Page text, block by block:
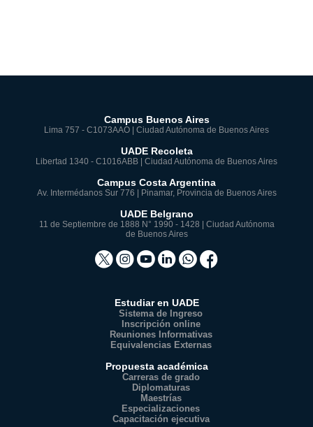
Campus Buenos Aires
Lima 757 - C1073AAO | Ciudad Autónoma de Buenos Aires
UADE Recoleta
Libertad 1340 - C1016ABB | Ciudad Autónoma de Buenos Aires
Campus Costa Argentina
Av. Intermédanos Sur 776 | Pinamar, Provincia de Buenos Aires
UADE Belgrano
11 de Septiembre de 1888 N° 1990 - 1428 | Ciudad Autónoma
de Buenos Aires
Estudiar en UADE
Sistema de Ingreso
Inscripción online
Reuniones Informativas
Equivalencias Externas
Propuesta académica
Carreras de grado
Diplomaturas
Maestrías
Especializaciones
Capacitación ejecutiva